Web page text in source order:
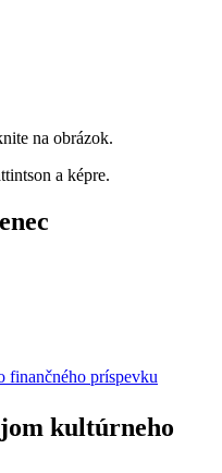
na obrázok.
a képre.
kultúrneho